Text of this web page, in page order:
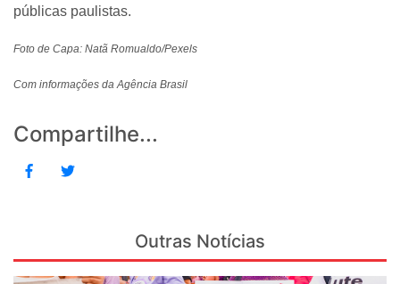
públicas paulistas.
Foto de Capa: Natã Romualdo/Pexels
Com informações da Agência Brasil
Compartilhe...
Outras Notícias